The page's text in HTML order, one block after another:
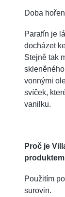
Doba
Parafín je
docházet
Stejně tak
vonnými
svíček,
vanilku.
Proč je
Použitím
surovin.